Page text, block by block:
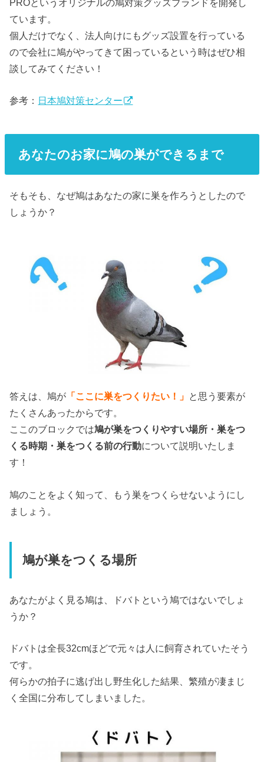
ています。
個人だけでなく、法人向けにもグッズ設置を行っている
ので会社に鳩がやってきて困っているという時はぜひ相
談してみてください！
参考： 日本鳩対策センター
あなたのお家に鳩の巣ができるまで
そもそも、なぜ鳩はあなたの家に巣を作ろうとしたので
しょうか？
答えは、鳩が 「ここに巣をつくりたい！」 と思う要素が
たくさんあったからです。
ここのブロックでは鳩が巣をつくりやすい場所・巣をつ
くる時期・巣をつくる前の行動について説明いたしま
す！
鳩のことをよく知って、もう巣をつくらせないようにし
ましょう。
鳩が巣をつくる場所
あなたがよく見る鳩は、ドバトという鳩ではないでしょ
うか？
ドバトは全長32cmほどで元々は人に飼育されていたそう
です。
何らかの拍子に逃げ出し野生化した結果、繁殖が凄まじ
く全国に分布してしまいました。